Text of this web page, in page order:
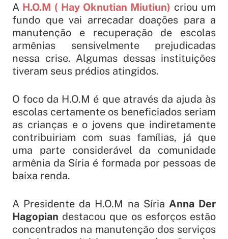
A H.O.M ( Hay Oknutian Miutiun) criou um
fundo que vai arrecadar doações para a
manutenção e recuperação de escolas
armênias sensivelmente prejudicadas
nessa crise. Algumas dessas instituições
tiveram seus prédios atingidos.
O foco da H.O.M é que através da ajuda às
escolas certamente os beneficiados seriam
as crianças e o jovens que indiretamente
contribuiriam com suas famílias, já que
uma parte considerável da comunidade
armênia da Síria é formada por pessoas de
baixa renda.
A Presidente da H.O.M na Síria Anna Der
Hagopian destacou que os esforços estão
concentrados na manutenção dos serviços